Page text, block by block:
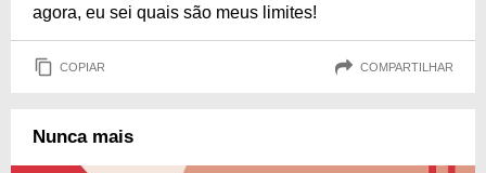
agora, eu sei quais são meus limites!
COPIAR COMPARTILHAR
Nunca mais